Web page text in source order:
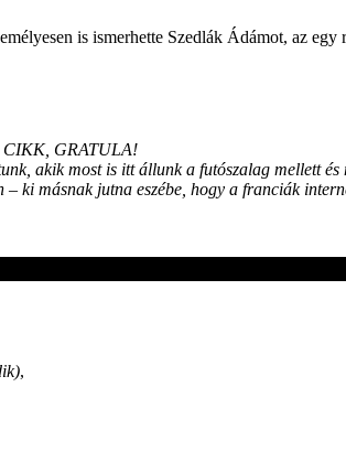
is ismerhette Szedlák Ádámot, az egy
CIKK, GRATULA!
akik most is itt állunk a futószalag mellett
– ki másnak jutna eszébe, hogy a franciák
,